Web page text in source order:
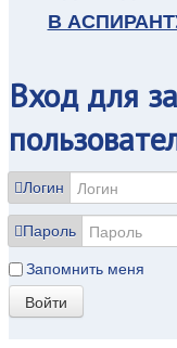
В
Входдля
Логин
Пароль
Запомнить меня
Войти